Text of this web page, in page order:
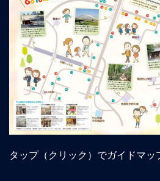
タップ（クリック）でガイドマッ